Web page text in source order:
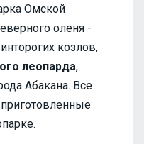
Омской
оленя -
козлов,
леопарда,
Абакана. Все